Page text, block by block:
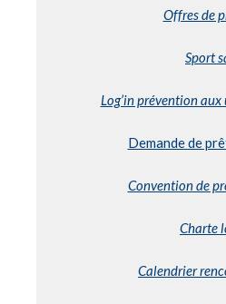
Offres de
Sport
Log’in prévention
Demande de
Convention de
Charte
Calendrier